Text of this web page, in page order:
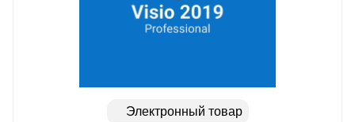
Электронный товар